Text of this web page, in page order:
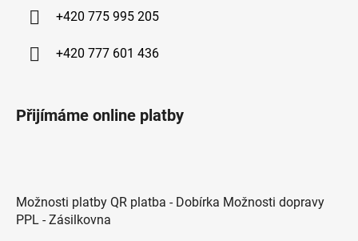
+420 775 995 205
+420 777 601 436
Přijímáme online platby
Možnosti platby QR platba - Dobírka Možnosti dopravy
PPL - Zásilkovna